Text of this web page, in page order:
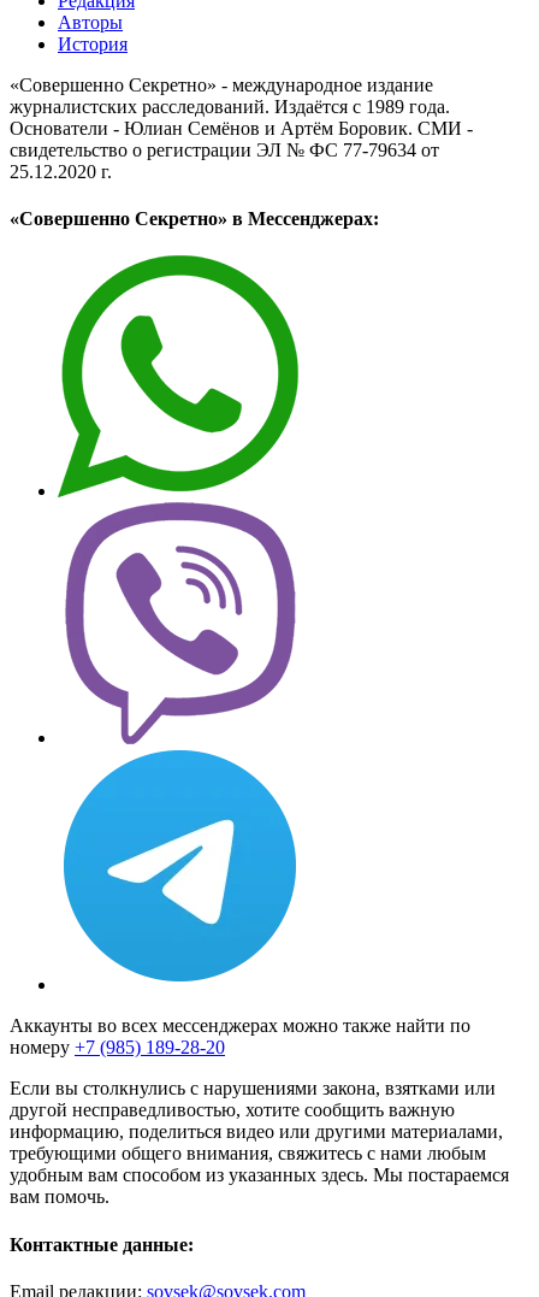
Авторы
История
«Совершенно Секретно» - международное издание
журналистских расследований. Издаётся с 1989 года.
Основатели - Юлиан Семёнов и Артём Боровик. CМИ -
свидетельство о регистрации ЭЛ № ФС 77-79634 от
25.12.2020 г.
«Совершенно Секретно» в Мессенджерах:
Аккаунты во всех мессенджерах можно также найти по
номеру +7 (985) 189-28-20
Если вы столкнулись с нарушениями закона, взятками или
другой несправедливостью, хотите сообщить важную
информацию, поделиться видео или другими материалами,
требующими общего внимания, свяжитесь с нами любым
удобным вам способом из указанных здесь. Мы постараемся
вам помочь.
Контактные данные:
Email редакции: sovsek@sovsek.com